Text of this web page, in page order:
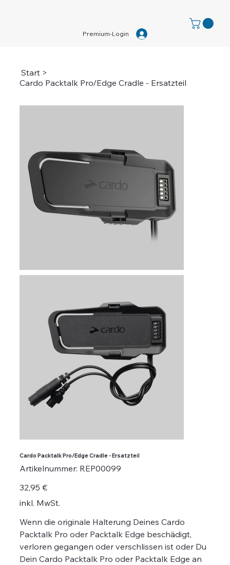
Premium-Login
Start >
Cardo Packtalk Pro/Edge Cradle - Ersatzteil
Cardo Packtalk Pro/Edge Cradle - Ersatzteil
Artikelnummer: Artikelnummer:
REP00099
REP00099
Preis
32,95 €
inkl. MwSt.
Wenn die originale Halterung Deines Cardo
Packtalk Pro oder Packtalk Edge beschädigt,
verloren gegangen oder verschlissen ist oder Du
Dein Cardo Packtalk Pro oder Packtalk Edge an